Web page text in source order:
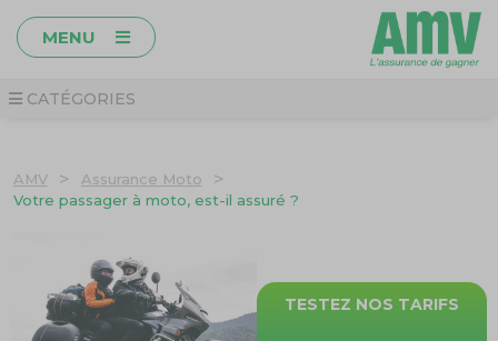
MENU
CATÉGORIES
AMV > Assurance Moto >
Votre passager à moto, est-il assuré ?
TESTEZ NOS TARIFS